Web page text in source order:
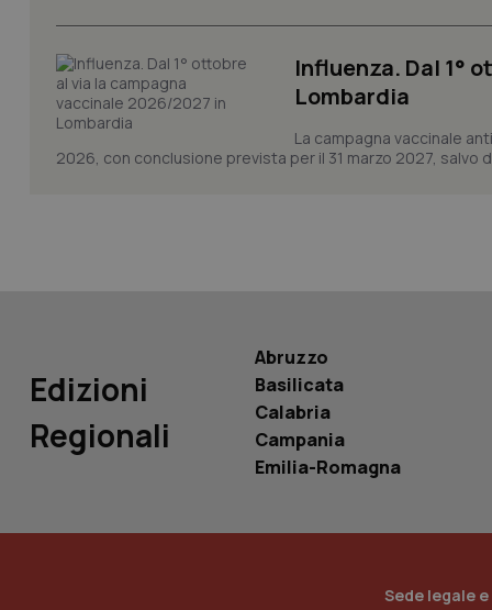
Influenza. Dal 1°
Lombardia
La campagna vaccinale
2026, con conclusione prevista per il 31 marzo 2027, salvo
Edizioni
Regionali
Abruzzo
Basilicata
Calabria
Campania
Emilia-Romagna
Sede legale
tracking-sites-
_ga_KM60CM4NPH